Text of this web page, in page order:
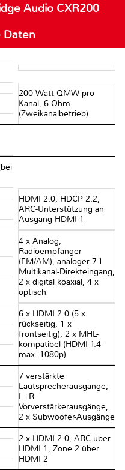
Audio CXR200
Daten
200 Watt QMW pro
Kanal, 6 Ohm
(Zweikanalbetrieb)
HDMI 2.0, HDCP 2.2,
ARC-Unterstützung an
Ausgang HDMI 1
4 x Analog,
Radioempfänger
(FM/AM), analoger 7.1
Multikanal-Direkteingang,
2 x digital koaxial, 4 x
optisch
6 x HDMI 2.0 (5 x
rückseitig, 1 x
frontseitig), 2 x MHL-
kompatibel (HDMI 1.4 -
max. 1080p)
7 verstärkte
Lautsprecherausgänge,
L+R
Vorverstärkerausgänge,
2 x Subwoofer-Ausgänge
2 x HDMI 2.0, ARC über
HDMI 1, Zone 2 über
HDMI 2